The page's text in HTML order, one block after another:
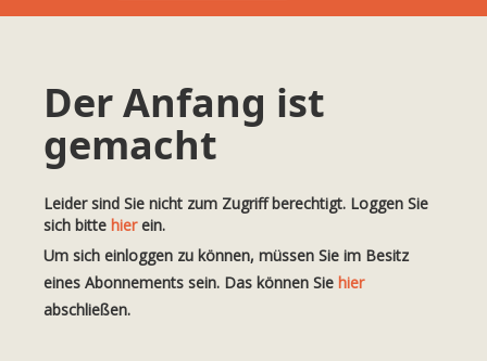
Der Anfang ist
gemacht
Leider sind Sie nicht zum Zugriff berechtigt. Loggen Sie
sich bitte hierein.
Um sich einloggen zu können, müssen Sie im Besitz
eines Abonnements sein. Das können Sie hier
abschließen.